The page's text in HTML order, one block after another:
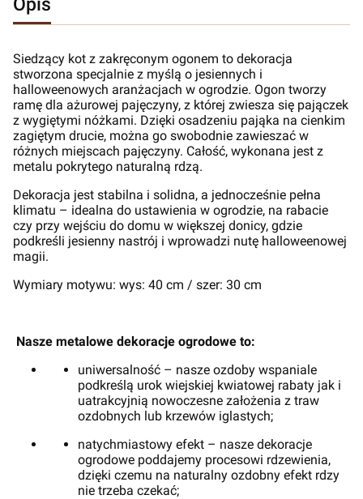
Opis
Siedzący kot z zakręconym ogonem to dekoracja
stworzona specjalnie z myślą o jesiennych i
halloweenowych aranżacjach w ogrodzie. Ogon tworzy
ramę dla ażurowej pajęczyny, z której zwiesza się pajączek
z wygiętymi nóżkami. Dzięki osadzeniu pająka na cienkim
zagiętym drucie, można go swobodnie zawieszać w
różnych miejscach pajęczyny. Całość, wykonana jest z
metalu pokrytego naturalną rdzą.
Dekoracja jest stabilna i solidna, a jednocześnie pełna
klimatu – idealna do ustawienia w ogrodzie, na rabacie
czy przy wejściu do domu w większej donicy, gdzie
podkreśli jesienny nastrój i wprowadzi nutę halloweenowej
magii.
Wymiary motywu: wys: 40 cm / szer: 30 cm
Nasze metalowe dekoracje ogrodowe to:
uniwersalność – nasze ozdoby wspaniale
podkreślą urok wiejskiej kwiatowej rabaty jak i
uatrakcyjnią nowoczesne założenia z traw
ozdobnych lub krzewów iglastych;
natychmiastowy efekt – nasze dekoracje
ogrodowe poddajemy procesowi rdzewienia,
dzięki czemu na naturalny ozdobny efekt rdzy
nie trzeba czekać;